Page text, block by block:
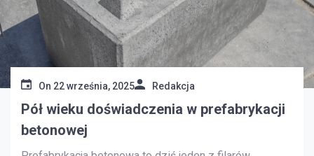
On 22 września, 2025 Redakcja
Pół wieku doświadczenia w prefabrykacji
betonowej